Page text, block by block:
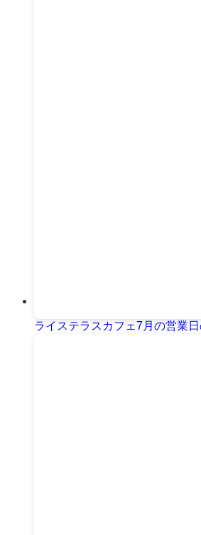
ライステラスカフェ7月の営業